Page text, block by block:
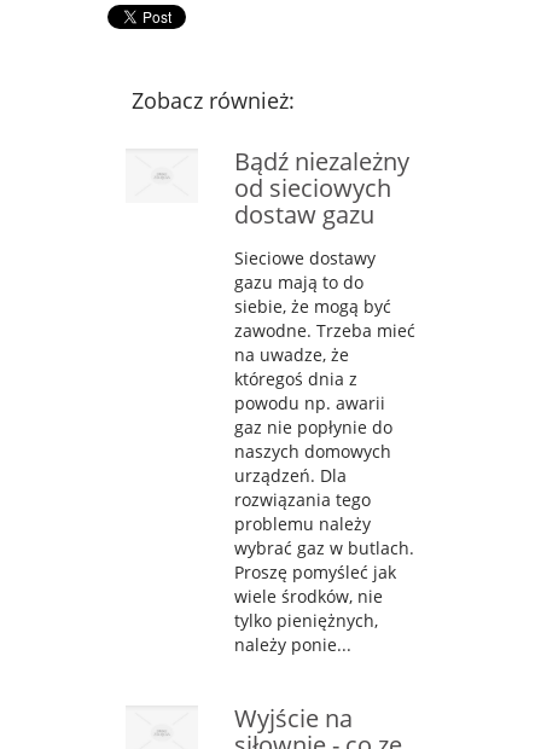
Zobacz również:
Bądź niezależny
od sieciowych
dostaw gazu
Sieciowe dostawy
gazu mają to do
siebie, że mogą być
zawodne. Trzeba mieć
na uwadze, że
któregoś dnia z
powodu np. awarii
gaz nie popłynie do
naszych domowych
urządzeń. Dla
rozwiązania tego
problemu należy
wybrać gaz w butlach.
Proszę pomyśleć jak
wiele środków, nie
tylko pieniężnych,
należy ponie...
Wyjście na